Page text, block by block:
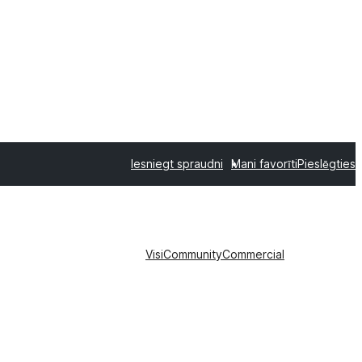
Iesniegt spraudni Mani favorītiPieslēgties
VisiCommunityCommercial